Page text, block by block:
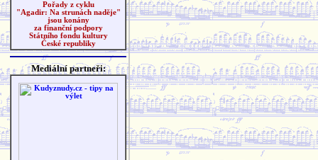
Pořady z cyklu
"Agadir: Na strunách naděje"
jsou konány
za finanční podpory
Státního fondu kultury
České republiky
Mediální partneři: